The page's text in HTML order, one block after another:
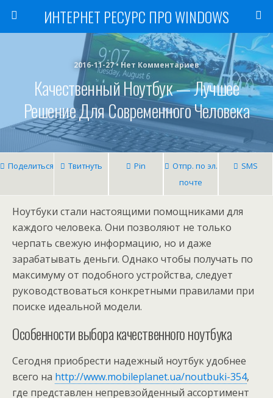
ИНТЕРНЕТ РЕСУРС ПРО WINDOWS
2016-11-27 • Нет Комментариев
Качественный Ноутбук — Лучшее
Решение Для Современного Человека
Поделиться Твитнуть Pin
Отпр. по эл.
почте
SMS
Ноутбуки стали настоящими помощниками для
каждого человека. Они позволяют не только
черпать свежую информацию, но и даже
зарабатывать деньги. Однако чтобы получать по
максимуму от подобного устройства, следует
руководствоваться конкретными правилами при
поиске идеальной модели.
Особенности выбора качественного ноутбука
Сегодня приобрести надежный ноутбук удобнее
всего на http://www.mobileplanet.ua/noutbuki-354,
где представлен непревзойденный ассортимент